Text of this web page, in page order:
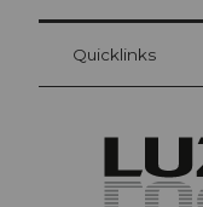
Quicklinks